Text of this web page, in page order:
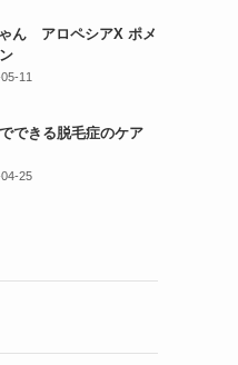
ん アロペシアX ポメ
11
できる脱毛症のケア
25